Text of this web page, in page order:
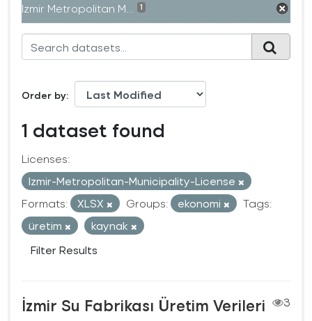
Izmir Metropolitan M... 1
Order by
1 dataset found
Licenses:
Izmir-Metropolitan-Municipality-License
Formats:
XLSX Groups: ekonomi
Tags:
üretim
kaynak
Filter Results
İzmir Su Fabrikası Üretim Verileri
3